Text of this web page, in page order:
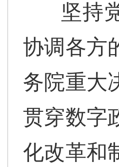
坚持
协调各方
务院重大
贯穿数字
化改革和